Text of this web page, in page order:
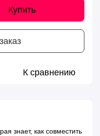
Купить
К сравнению
знает, как совместить